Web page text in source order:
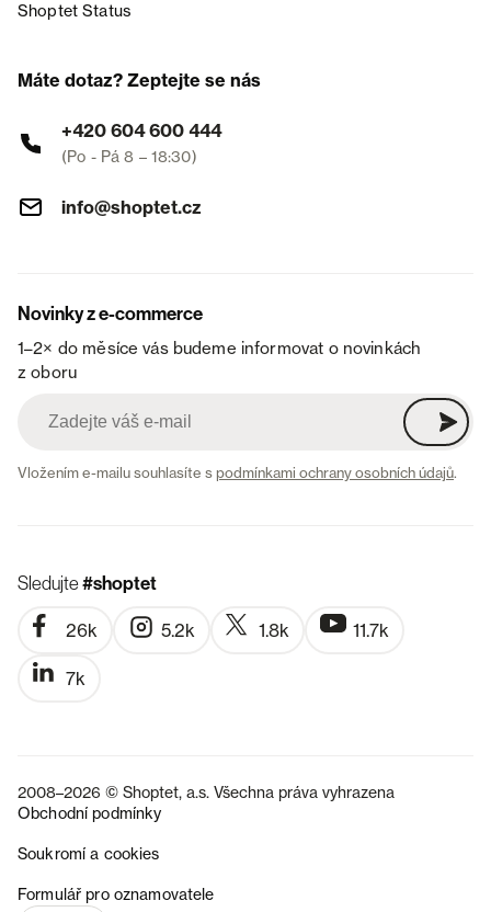
Shoptet Status
Máte dotaz? Zeptejte se nás
+420 604 600 444
(Po - Pá 8 – 18:30)
info@shoptet.cz
Novinky z e-commerce
1–2× do měsíce vás budeme informovat o novinkách
z oboru
Vložením e-mailu souhlasíte spodmínkami ochrany osobních údajů.
Sledujte#shoptet
26k 5.2k 1.8k 11.7k
7k
2008–2026 © Shoptet, a.s. Všechna práva vyhrazena
Obchodní podmínky
Soukromí a cookies
Formulář pro oznamovatele